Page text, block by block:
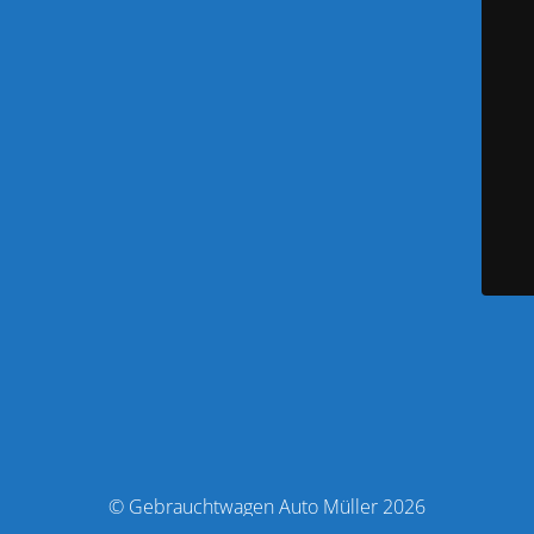
© Gebrauchtwagen Auto Müller 2026